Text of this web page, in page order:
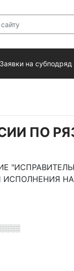
Заявки на субподряд
ПО
ИСПОЛНЕНИЯ